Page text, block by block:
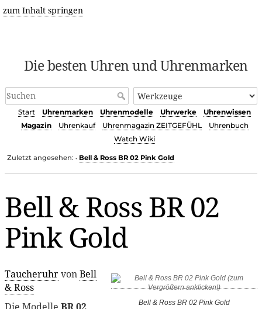
zum Inhalt springen
Die besten Uhren und Uhrenmarken
Start Uhrenmarken Uhrenmodelle Uhrwerke
Uhrenwissen
Magazin
Uhrenkauf Uhrenmagazin ZEITGEFÜHL
Uhrenbuch
Watch Wiki
Zuletzt angesehen: • Bell & Ross BR 02 Pink Gold
Bell & Ross BR 02
Pink Gold
Bell & Ross BR 02 Pink Gold
TaucheruhrvonBell
& Ross